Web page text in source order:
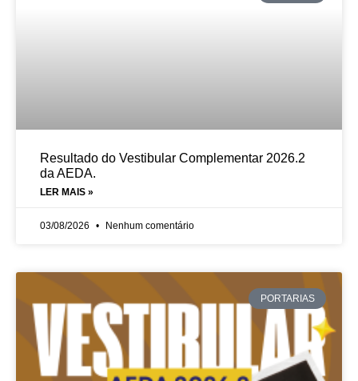
Resultado do Vestibular Complementar 2026.2
da AEDA.
LER MAIS »
03/08/2026 Nenhum comentário
PORTARIAS